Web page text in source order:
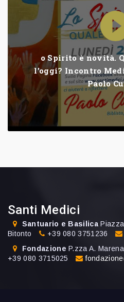
o Spirito è novità.
l'oggi? Incontro
Paolo
Santi Medici
Santuario e Basilica
Bitonto
+39 080 3751236
Fondazione P.zza A.
+39 080 3715025